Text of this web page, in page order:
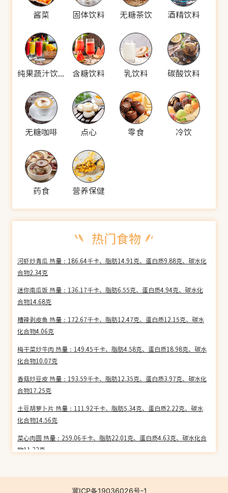
酱菜 固体饮料 无糖茶饮 酒精饮料
纯果蔬汁饮料 含糖饮料 乳饮料 碳酸饮料
无糖咖啡 点心 零食 冷饮
药食 营养保健
河虾炒青瓜 热量：186.64千卡、脂肪14.91克、蛋白质9.88克、碳水化
合物2.34克
迷你南瓜饭 热量：136.17千卡、脂肪6.55克、蛋白质4.94克、碳水化
合物14.68克
糟辣剥皮鱼 热量：172.67千卡、脂肪12.47克、蛋白质12.15克、碳水
化合物4.06克
梅干菜炒牛肉 热量：149.45千卡、脂肪4.58克、蛋白质18.98克、碳水
化合物10.07克
香菇炒豆皮 热量：193.59千卡、脂肪12.35克、蛋白质3.97克、碳水化
合物17.25克
土豆胡萝卜片 热量：111.92千卡、脂肪5.34克、蛋白质2.22克、碳水
化合物14.56克
菜心肉圆 热量：259.06千卡、脂肪22.01克、蛋白质4.63克、碳水化合
物11.32克
物9.79克
冀ICP备19036026号-1